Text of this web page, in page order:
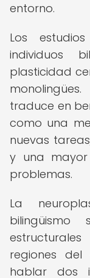
entorno.
Los
individuos
plasticidad
traduce en
como una
nuevas
y una
problemas.
La
regiones
hablar dos